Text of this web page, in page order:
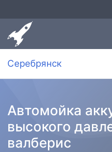
Серебрянск
Автомойка
высокого
валберис